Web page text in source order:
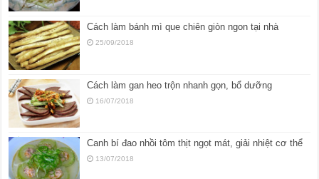
Cách làm bánh mì que chiên giòn ngon tại nhà
25/09/2018
Cách làm gan heo trộn nhanh gọn, bổ dưỡng
16/07/2018
Canh bí đao nhồi tôm thịt ngọt mát, giải nhiệt cơ thể
13/07/2018